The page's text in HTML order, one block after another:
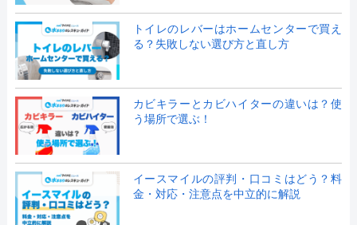
トイレのレバーはホームセンターで買え
る？失敗しない選び方と直し方
カビキラーとカビハイターの違いは？使
う場所で選ぶ！
イースマイルの評判・口コミはどう？料
金・対応・注意点を中立的に解説